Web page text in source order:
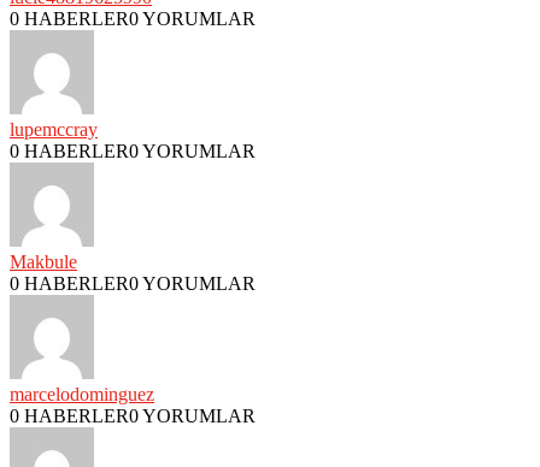
0 HABERLER0 YORUMLAR
lupemccray
0 HABERLER0 YORUMLAR
Makbule
0 HABERLER0 YORUMLAR
marcelodominguez
0 HABERLER0 YORUMLAR